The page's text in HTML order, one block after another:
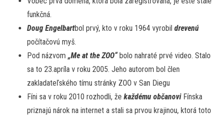
funkčná.
Doug Engelbartbol prvý, kto v roku 1964 vyrobil drevenú
počítačovú myš.
Pod názvom „Me at the ZOO“bolo nahraté prvé video. Stalo
sa to 23.apríla v roku 2005. Jeho autorom bol člen
zakladateľského tímu stránky ZOO v San Diegu
Fíni sa v roku 2010 rozhodli, že každému občanovi Fínska
priznajú nárok na internet a stali sa prvou krajinou, ktorá toto